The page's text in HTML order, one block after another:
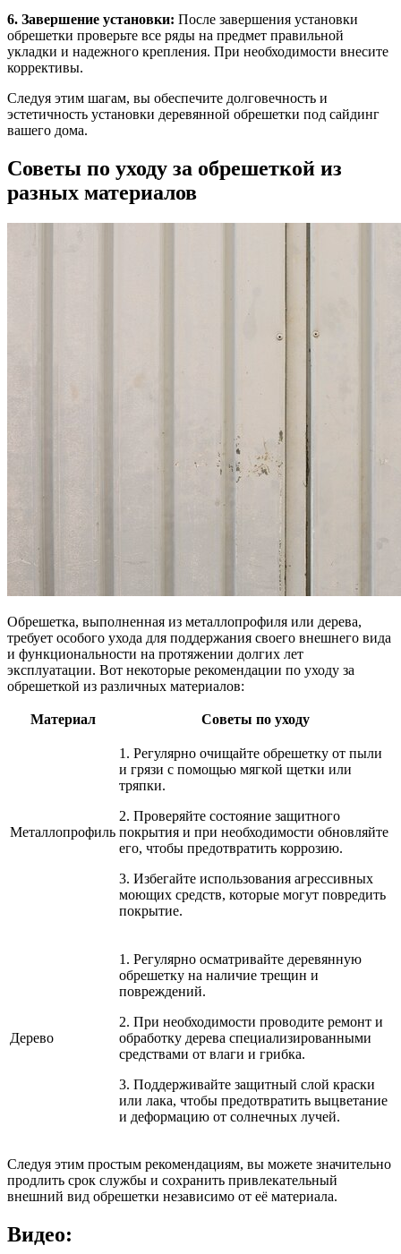
6. Завершение установки: После завершения установки
обрешетки проверьте все ряды на предмет правильной
укладки и надежного крепления. При необходимости внесите
коррективы.
Следуя этим шагам, вы обеспечите долговечность и
эстетичность установки деревянной обрешетки под сайдинг
вашего дома.
Советы по уходу за обрешеткой из
разных материалов
Обрешетка, выполненная из металлопрофиля или дерева,
требует особого ухода для поддержания своего внешнего вида
и функциональности на протяжении долгих лет
эксплуатации. Вот некоторые рекомендации по уходу за
обрешеткой из различных материалов:
Материал Советы по уходу
Металлопрофиль
1. Регулярно очищайте обрешетку от пыли
и грязи с помощью мягкой щетки или
тряпки.
2. Проверяйте состояние защитного
покрытия и при необходимости обновляйте
его, чтобы предотвратить коррозию.
3. Избегайте использования агрессивных
моющих средств, которые могут повредить
покрытие.
Дерево
1. Регулярно осматривайте деревянную
обрешетку на наличие трещин и
повреждений.
2. При необходимости проводите ремонт и
обработку дерева специализированными
средствами от влаги и грибка.
3. Поддерживайте защитный слой краски
или лака, чтобы предотвратить выцветание
и деформацию от солнечных лучей.
Следуя этим простым рекомендациям, вы можете значительно
продлить срок службы и сохранить привлекательный
внешний вид обрешетки независимо от её материала.
Видео: